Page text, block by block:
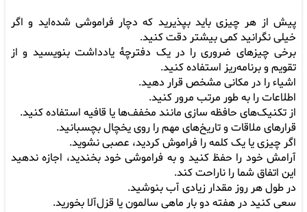
پیش از هر چیزی باید بپذیرید که دچار فراموشی شده‌اید و اگر
خیلی نگرانید کمی بیشتر دقت کنید.
برخی چیزهای ضروری را در یک دفترچۀ یادداشت بنویسید و از
تقویم و برنامه‌ریز استفاده کنید.
اشیاء را در مکانی مشخص قرار دهید.
اطلاعات را به طور مرتب مرور کنید.
از تکنیک‌های حافظه‌ سازی مانند مخفف‌ها یا قافیه استفاده کنید.
قرارهای ملاقات و تاریخ‌های مهم را روی یخچال بچسبانید.
اگر چیزی یا یک کلمه را فراموش کردید، عصبی نشوید.
آرامش خود را حفظ کنید و به فراموشی خود بخندید، اجازه ندهید
این اتفاق شما را ناراحت کند.
در طول هر روز مقدار زیادی آب بنوشید.
سعی کنید در هفته دو بار ماهی سالمون یا قزل‌آلا بخورید.